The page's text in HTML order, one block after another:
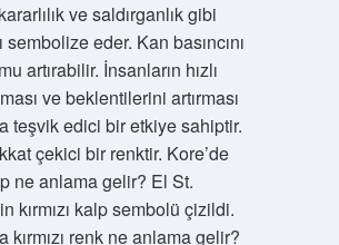
ve saldırganlık gibi
sembolize eder. Kan basıncını
artırabilir. İnsanların hızlı
ve beklentilerini artırması
teşvik edici bir etkiye sahiptir.
çekici bir renktir. Kore’de
ne anlama gelir? El St.
kırmızı kalp sembolü çizildi.
kırmızı renk ne anlama gelir?